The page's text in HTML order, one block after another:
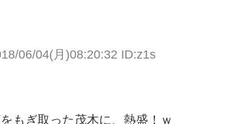
06/04(月)08:20:32 ID:z1s
もぎ取った茂木に、熱盛！ｗ